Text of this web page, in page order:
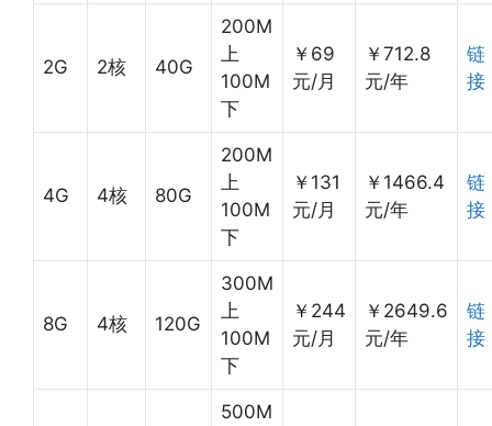
2G 2核 40G
200M
上
100M
下
￥69
元/月
￥712.8
元/年
链
接
4G 4核 80G
200M
上
100M
下
￥131
元/月
￥1466.4
元/年
链
接
8G 4核 120G
300M
上
100M
下
￥244
元/月
￥2649.6
元/年
链
接
500M